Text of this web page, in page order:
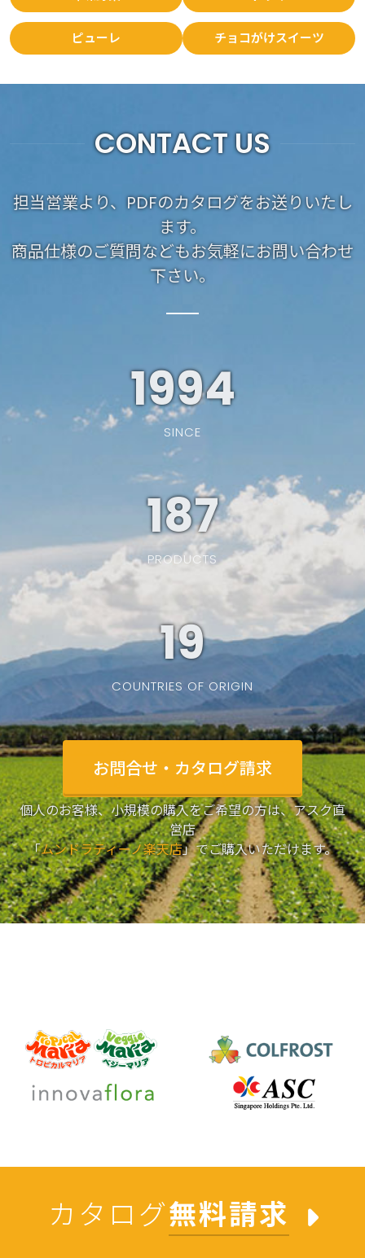
ピューレ チョコがけスイーツ
CONTACT US
担当営業より、PDFのカタログをお送りいたし
ます。
商品仕様のご質問などもお気軽にお問い合わせ
下さい。
1994
SINCE
187
PRODUCTS
19
COUNTRIES OF ORIGIN
お問合せ・カタログ請求
個人のお客様、小規模の購入をご希望の方は、アスク直
営店
「ムンドラティーノ楽天店」でご購入いただけます。
カタログ無料請求